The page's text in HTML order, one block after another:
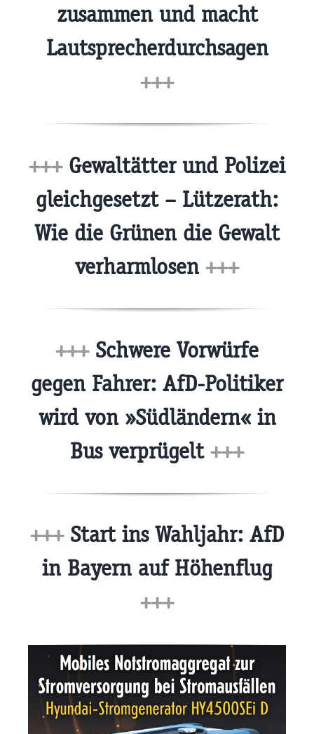
zusammen und macht
Lautsprecherdurchsagen
+++
+++Gewaltätter und Polizei
gleichgesetzt – Lützerath:
Wie die Grünen die Gewalt
verharmlosen +++
+++Schwere Vorwürfe
gegen Fahrer: AfD-Politiker
wird von »Südländern« in
Bus verprügelt +++
+++Start ins Wahljahr: AfD
in Bayern auf Höhenflug
+++